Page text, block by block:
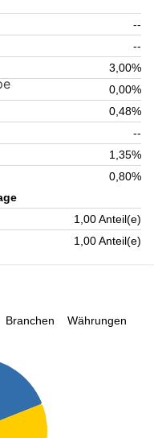
--
--
3,00%
0,00%
0,48%
--
1,35%
0,80%
1,00 Anteil(e)
1,00 Anteil(e)
Branchen Währungen